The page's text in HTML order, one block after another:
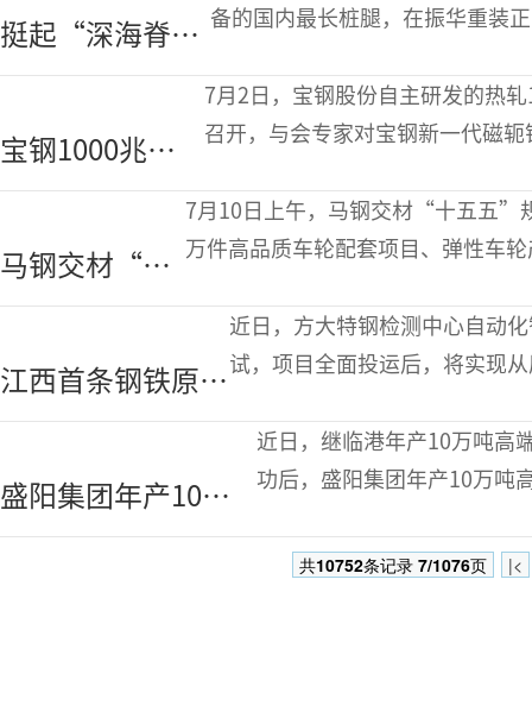
挺起“深海脊
梁”舞钢板撑起
备的国内最长桩腿，在振华重装
宝钢1000兆帕
级新一代磁轭钢
7月2日，宝钢股份自主研发的热
召开，与会专家对宝钢新一代磁
马钢交材“十
五五”规划系
7月10日上午，马钢交材“十五五”
万件高品质车轮配套项目、弹性车
江西首条钢铁原料
全闭环智能检测线
近日，方大特钢检测中心自动
试，项目全面投运后，将实现
盛阳集团年产10万
吨高端不锈钢复合
近日，继临港年产10万吨高
功后，盛阳集团年产10万吨
|<
共10752条记录 7/1076页